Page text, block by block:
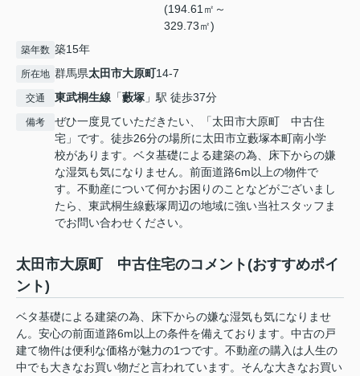
(194.61㎡～
329.73㎡)
築年数 築15年
所在地 群馬県太田市大原町14-7
交通 東武桐生線 「藪塚 」駅 徒歩37分
備考
ぜひ一度見ていただきたい、「太田市大原町 中古住
宅」です。徒歩26分の場所に太田市立藪塚本町南小学
校があります。ベタ基礎による建築の為、床下からの嫌
な湿気も気になりません。前面道路6m以上の物件で
す。不動産について何かお困りのことなどがございまし
たら、東武桐生線藪塚周辺の地域に強い当社スタッフま
でお問い合わせください。
太田市大原町 中古住宅のコメント(おすすめポイ
ント)
ベタ基礎による建築の為、床下からの嫌な湿気も気になりませ
ん。安心の前面道路6m以上の条件を備えております。中古の戸
建て物件は便利な価格が魅力の1つです。不動産の購入は人生の
中でも大きなお買い物だと言われています。そんな大きなお買い